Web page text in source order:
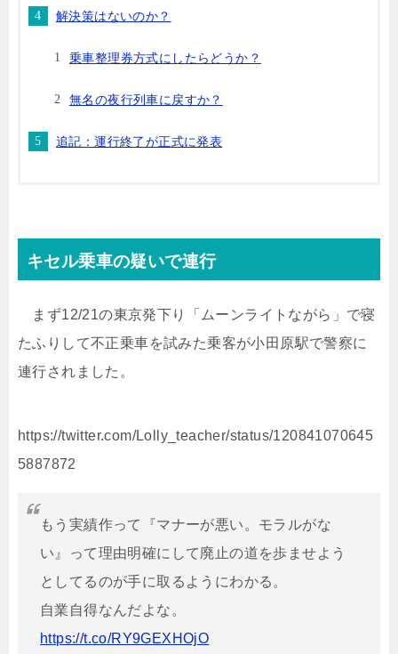
解決策はないのか？
乗車整理券方式にしたらどうか？
無名の夜行列車に戻すか？
追記：運行終了が正式に発表
キセル乗車の疑いで連行
まず12/21の東京発下り「ムーンライトながら」で寝
たふりして不正乗車を試みた乗客が小田原駅で警察に
連行されました。
https://twitter.com/Lolly_teacher/status/120841070645
5887872
もう実績作って『マナーが悪い。モラルがな
い』って理由明確にして廃止の道を歩ませよう
としてるのが手に取るようにわかる。
自業自得なんだよな。
https://t.co/RY9GEXHOjO